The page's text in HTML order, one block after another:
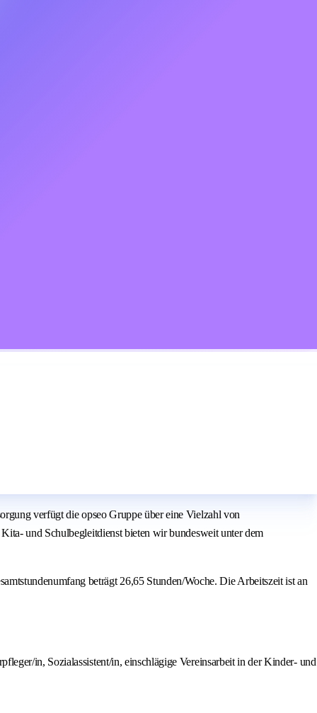
verfügt die opseo Gruppe über eine Vielzahl von
und Schulbegleitdienst bieten wir bundesweit unter dem
beträgt 26,65 Stunden/Woche. Die Arbeitszeit ist an
in, Sozialassistent/in, einschlägige Vereinsarbeit in der Kinder- und